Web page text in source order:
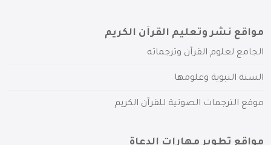
مواقع نشر وتعليم القرآن الكريم
الجامع لعلوم القرآن وترجماته
السنة النبوية وعلومها
موقع الترجمات الصوتية للقرآن الكريم
مواقع تطوير مهارات الدعاة